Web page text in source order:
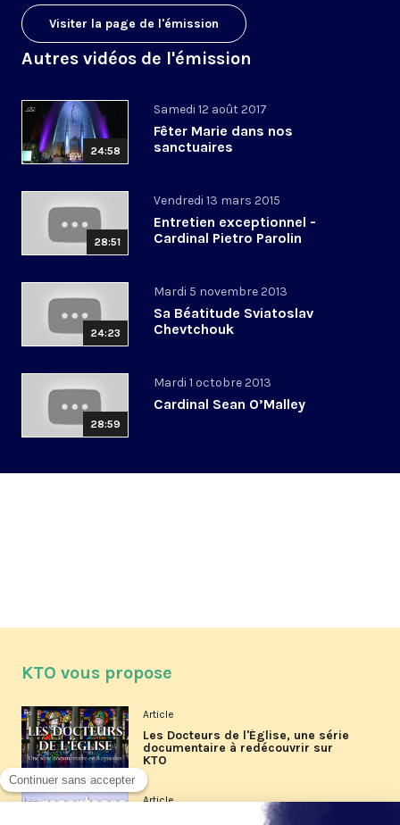
Visiter la page de l'émission
Autres vidéos de l'émission
24:58
Samedi 12 août 2017
Fêter Marie dans nos
sanctuaires
28:51
Vendredi 13 mars 2015
Entretien exceptionnel -
Cardinal Pietro Parolin
24:23
Mardi 5 novembre 2013
Sa Béatitude Sviatoslav
Chevtchouk
28:59
Mardi 1 octobre 2013
Cardinal Sean O’Malley
KTO vous propose
Article
Les Docteurs de l'Église, une série
documentaire à redécouvrir sur
KTO
Article
Les reportages d'été 2026 de KTO